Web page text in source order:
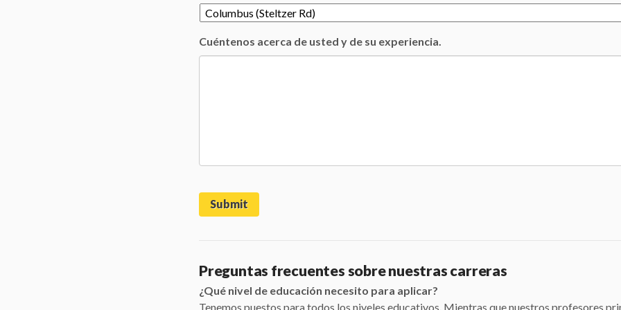
Cuéntenos acerca de usted y de su experiencia.
Preguntas frecuentes sobre nuestras carreras
¿Qué nivel de educación necesito para aplicar?
Tenemos puestos para todos los niveles educativos. Mientras que nuestros profesores